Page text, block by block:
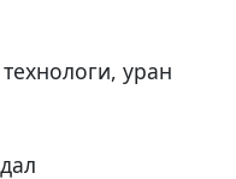
уран